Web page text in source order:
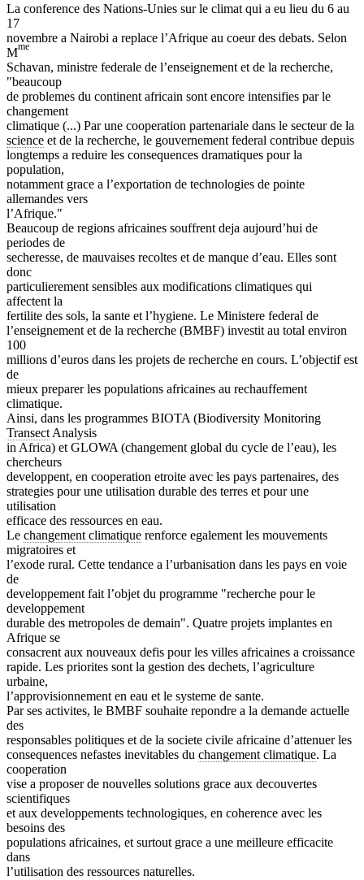
La conference des Nations-Unies sur le climat qui a eu lieu du 6 au
17
novembre a Nairobi a replace l’Afrique au coeur des debats. Selon
Mme
Schavan, ministre federale de l’enseignement et de la recherche,
"beaucoup
de problemes du continent africain sont encore intensifies par le
changement
climatique (...) Par une cooperation partenariale dans le secteur de la
science et de la recherche, le gouvernement federal contribue depuis
longtemps a reduire les consequences dramatiques pour la
population,
notamment grace a l’exportation de technologies de pointe
allemandes vers
l’Afrique."
Beaucoup de regions africaines souffrent deja aujourd’hui de
periodes de
secheresse, de mauvaises recoltes et de manque d’eau. Elles sont
donc
particulierement sensibles aux modifications climatiques qui
affectent la
fertilite des sols, la sante et l’hygiene. Le Ministere federal de
l’enseignement et de la recherche (BMBF) investit au total environ
100
millions d’euros dans les projets de recherche en cours. L’objectif est
de
mieux preparer les populations africaines au rechauffement
climatique.
Ainsi, dans les programmes BIOTA (Biodiversity Monitoring
Transect Analysis
in Africa) et GLOWA (changement global du cycle de l’eau), les
chercheurs
developpent, en cooperation etroite avec les pays partenaires, des
strategies pour une utilisation durable des terres et pour une
utilisation
efficace des ressources en eau.
Le changement climatique renforce egalement les mouvements
migratoires et
l’exode rural. Cette tendance a l’urbanisation dans les pays en voie
de
developpement fait l’objet du programme "recherche pour le
developpement
durable des metropoles de demain". Quatre projets implantes en
Afrique se
consacrent aux nouveaux defis pour les villes africaines a croissance
rapide. Les priorites sont la gestion des dechets, l’agriculture
urbaine,
l’approvisionnement en eau et le systeme de sante.
Par ses activites, le BMBF souhaite repondre a la demande actuelle
des
responsables politiques et de la societe civile africaine d’attenuer les
consequences nefastes inevitables du changement climatique. La
cooperation
vise a proposer de nouvelles solutions grace aux decouvertes
scientifiques
et aux developpements technologiques, en coherence avec les
besoins des
populations africaines, et surtout grace a une meilleure efficacite
dans
l’utilisation des ressources naturelles.